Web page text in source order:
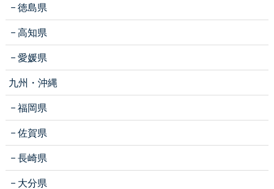
徳島県
高知県
愛媛県
九州・沖縄
福岡県
佐賀県
長崎県
大分県